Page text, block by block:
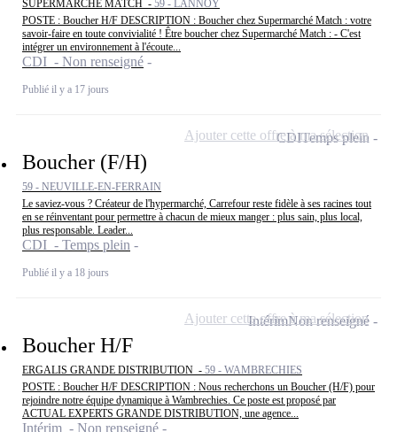
SUPERMARCHÉ MATCH - 59 - LANNOY
POSTE : Boucher H/F DESCRIPTION : Boucher chez Supermarché Match : votre
savoir-faire en toute convivialité ! Être boucher chez Supermarché Match : - C'est
intégrer un environnement à l'écoute...
CDI - Non renseigné
Publié il y a 17 jours
Boucher (F/H)
59 - NEUVILLE-EN-FERRAIN
Le saviez-vous ? Créateur de l'hypermarché, Carrefour reste fidèle à ses racines tout
en se réinventant pour permettre à chacun de mieux manger : plus sain, plus local,
plus responsable. Leader...
CDI - Temps plein
Publié il y a 18 jours
CDITemps plein
Ajouter cette offre à ma sélection
Boucher H/F
ERGALIS GRANDE DISTRIBUTION - 59 - WAMBRECHIES
POSTE : Boucher H/F DESCRIPTION : Nous recherchons un Boucher (H/F) pour
rejoindre notre équipe dynamique à Wambrechies. Ce poste est proposé par
ACTUAL EXPERTS GRANDE DISTRIBUTION, une agence...
Intérim - Non renseigné
IntérimNon renseigné
Ajouter cette offre à ma sélection